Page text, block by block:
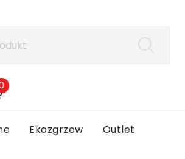
Ekozgrzew Outlet
na liście ulubionych, musisz
Zaloguj się